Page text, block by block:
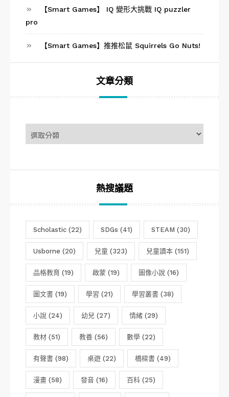
【Smart Games】 IQ 變形大挑戰 IQ puzzler
pro
【Smart Games】推推松鼠 Squirrels Go Nuts!
文章分類
章
分
熱搜議題
Scholastic (22) SDGs (41) STEAM (30)
Usborne (20) 兒童 (323) 兒童讀本 (151)
品格教育 (19) 啟蒙 (19) 圖像小說 (16)
圖文書 (19) 學習 (21) 學習叢書 (38)
小說 (24) 幼兒 (27) 情緒 (29)
教材 (51) 教養 (56) 數學 (22)
有聲書 (98) 桌遊 (22) 橋樑書 (49)
漫畫 (58) 發音 (16) 百科 (25)